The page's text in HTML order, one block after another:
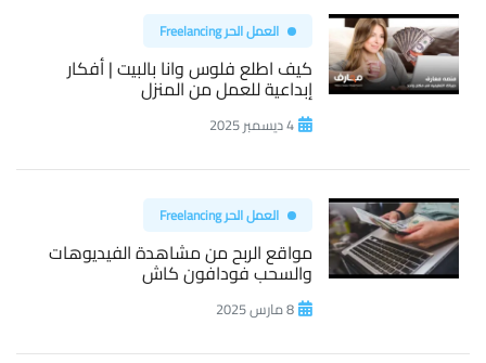
العمل الحر Freelancing
كيف اطلع فلوس وانا بالبيت | أفكار
إبداعية للعمل من المنزل
4 ديسمبر 2025
العمل الحر Freelancing
مواقع الربح من مشاهدة الفيديوهات
والسحب فودافون كاش
8 مارس 2025